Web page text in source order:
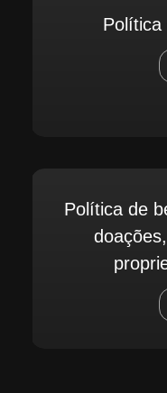
Política
Política de